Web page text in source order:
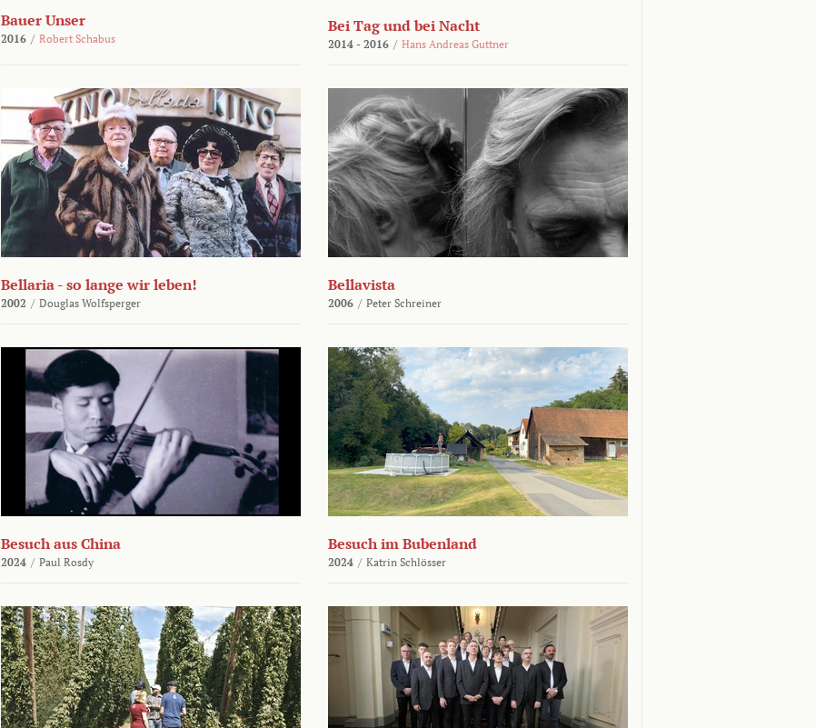
Bauer Unser
2016 / Robert Schabus
Bei Tag und bei Nacht
2014 - 2016 / Hans Andreas Guttner
Bellaria - so lange wir leben!
2002 / Douglas Wolfsperger
Bellavista
2006 / Peter Schreiner
Besuch aus China
2024 / Paul Rosdy
Besuch im Bubenland
2024 / Katrin Schlösser